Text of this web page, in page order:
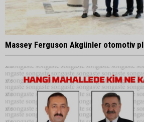
Massey Ferguson Akgünler otomotiv